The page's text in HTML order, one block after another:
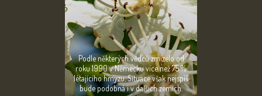
Podle některých vědců zmizelo od
roku 1990 v Německu více než 75 %
létajícího hmyzu. Situace však nejspíš
bude podobná i v dalších zemích.